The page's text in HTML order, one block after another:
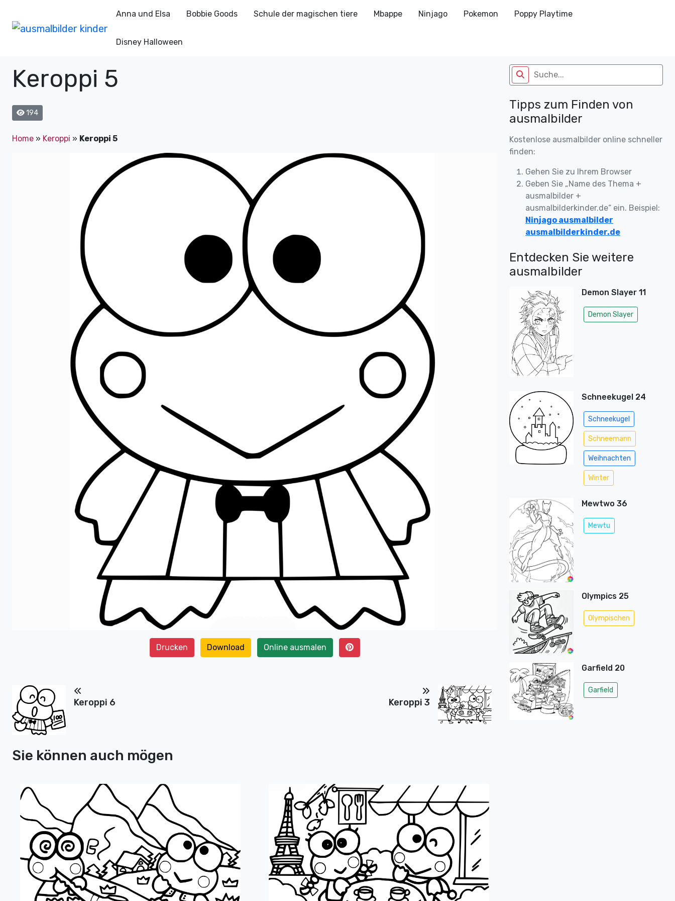
Anna und Elsa Bobbie Goods Schule der magischen tiere Mbappe Ninjago Pokemon Poppy Playtime
Disney Halloween
Keroppi 5
194
Home » Keroppi » Keroppi 5
Drucken Download Online ausmalen
Keroppi 6 Keroppi 3
Sie können auch mögen
Tipps zum Finden von
ausmalbilder
Kostenlose ausmalbilder online schneller
finden:
Gehen Sie zu Ihrem Browser
Geben Sie „Name des Thema +
ausmalbilder +
ausmalbilderkinder.de“ ein. Beispiel:
Ninjago ausmalbilder
ausmalbilderkinder.de
Entdecken Sie weitere
ausmalbilder
Demon Slayer 11
Demon Slayer
Schneekugel 24
Schneekugel
Schneemann
Weihnachten
Winter
Mewtwo 36
Mewtu
Olympics 25
Olympischen
Garfield 20
Garfield